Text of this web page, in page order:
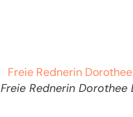
Freie Rednerin Dorothee